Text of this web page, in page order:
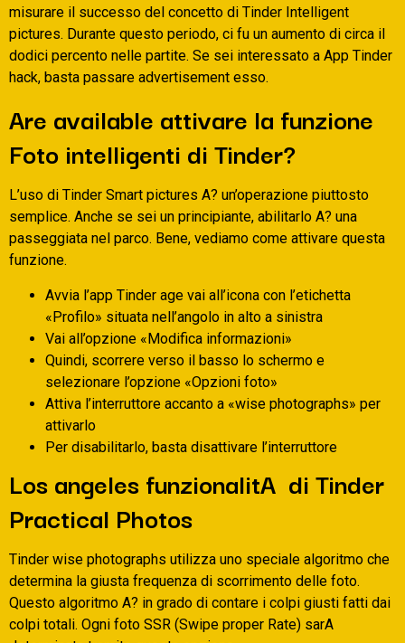
misurare il successo del concetto di Tinder Intelligent
pictures. Durante questo periodo, ci fu un aumento di circa il
dodici percento nelle partite. Se sei interessato a App Tinder
hack, basta passare advertisement esso.
Are available attivare la funzione
Foto intelligenti di Tinder?
L’uso di Tinder Smart pictures A? un’operazione piuttosto
semplice. Anche se sei un principiante, abilitarlo A? una
passeggiata nel parco. Bene, vediamo come attivare questa
funzione.
Avvia l’app Tinder age vai all’icona con l’etichetta
«Profilo» situata nell’angolo in alto a sinistra
Vai all’opzione «Modifica informazioni»
Quindi, scorrere verso il basso lo schermo e
selezionare l’opzione «Opzioni foto»
Attiva l’interruttore accanto a «wise photographs» per
attivarlo
Per disabilitarlo, basta disattivare l’interruttore
Los angeles funzionalitA di Tinder
Practical Photos
Tinder wise photographs utilizza uno speciale algoritmo che
determina la giusta frequenza di scorrimento delle foto.
Questo algoritmo A? in grado di contare i colpi giusti fatti dai
colpi totali. Ogni foto SSR (Swipe proper Rate) sarA